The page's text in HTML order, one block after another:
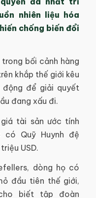
nhiên liệu hóa
chống biến đổi
bối cảnh hàng
khắp thế giới kêu
động để giải quyết
đang xấu đi.
tài sản ước tính
Quỹ Huynh đệ
USD.
dòng họ có
đầu tiên thế giới,
biết tập đoàn